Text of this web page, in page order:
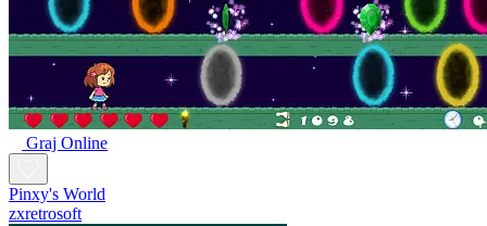
Graj Online
Pinxy's World
zxretrosoft